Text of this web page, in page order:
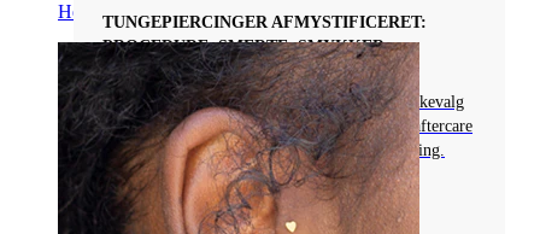
Helix
TUNGEPIERCINGER AFMYSTIFICERET:
PROCEDURE, SMERTE, SMYKKER
Opdag tungepiercinger: fra procedure til smykkevalg
og helingstips. Lær om materialer, størrelser, aftercare
og udbredte bekymringer såsom en skæv piercing.
Læs mere